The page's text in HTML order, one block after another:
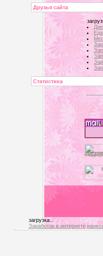
Друзья сайта
Еда
Статистика
загрузка...
Заработок в интернете